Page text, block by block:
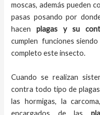
moscas, además pueden
pasas posando por
hacenplagas y su
cumplen funciones
completo este insecto.
Cuando se realizan
contra todo tipo de plagas
las hormigas, la
encargados de las